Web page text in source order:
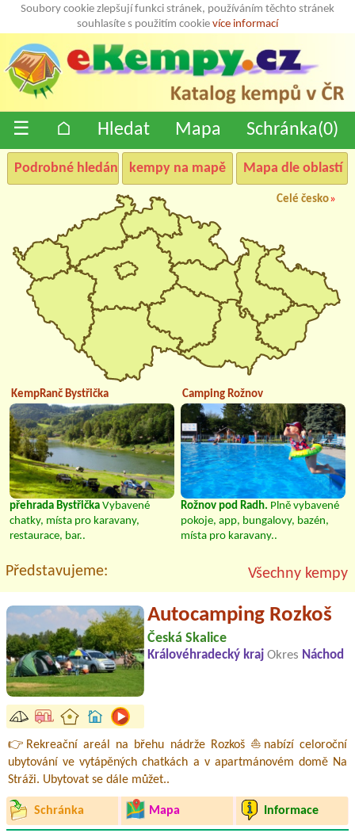
Soubory cookie zlepšují funkci stránek, používáním těchto stránek
souhlasíte s použitím cookie více informací
☰ ⌂ Hledat Mapa Schránka(0)
Podrobné hledání kempy na mapě Mapa dle oblastí
Celé česko»
KempRanč Bystřička
přehrada Bystřička Vybavené
chatky, místa pro karavany,
restaurace, bar..
Camping Rožnov
Rožnov pod Radh. Plně vybavené
pokoje, app, bungalovy, bazén,
místa pro karavany..
Představujeme: Všechny kempy
Autocamping Rozkoš
Česká Skalice
Královéhradecký kraj Okres Náchod
👉Rekreační areál na břehu nádrže Rozkoš ⛵nabízí celoroční
ubytování ve vytápěných chatkách a v apartmánovém domě Na
Stráži. Ubytovat se dále můžet..
Schránka Mapa Informace